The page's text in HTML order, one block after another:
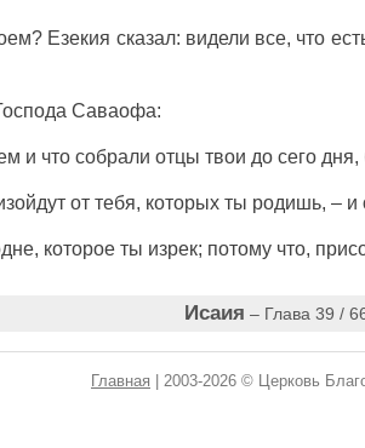
Езекия сказал: видели все, что
Саваофа:
и что собрали отцы твои до сего дня,
от тебя, которых ты родишь, – и
, которое ты изрек; потому что,
Исаия – Глава 39 /
Главная | 2003-2026 © Церковь